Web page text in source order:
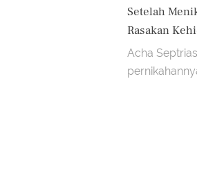
Setelah
Rasakan
Acha